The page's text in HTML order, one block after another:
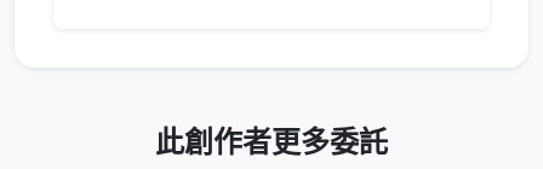
此創作者更多委託